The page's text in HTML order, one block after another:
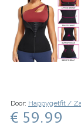
Door: Happygetfit /
€ 59.99